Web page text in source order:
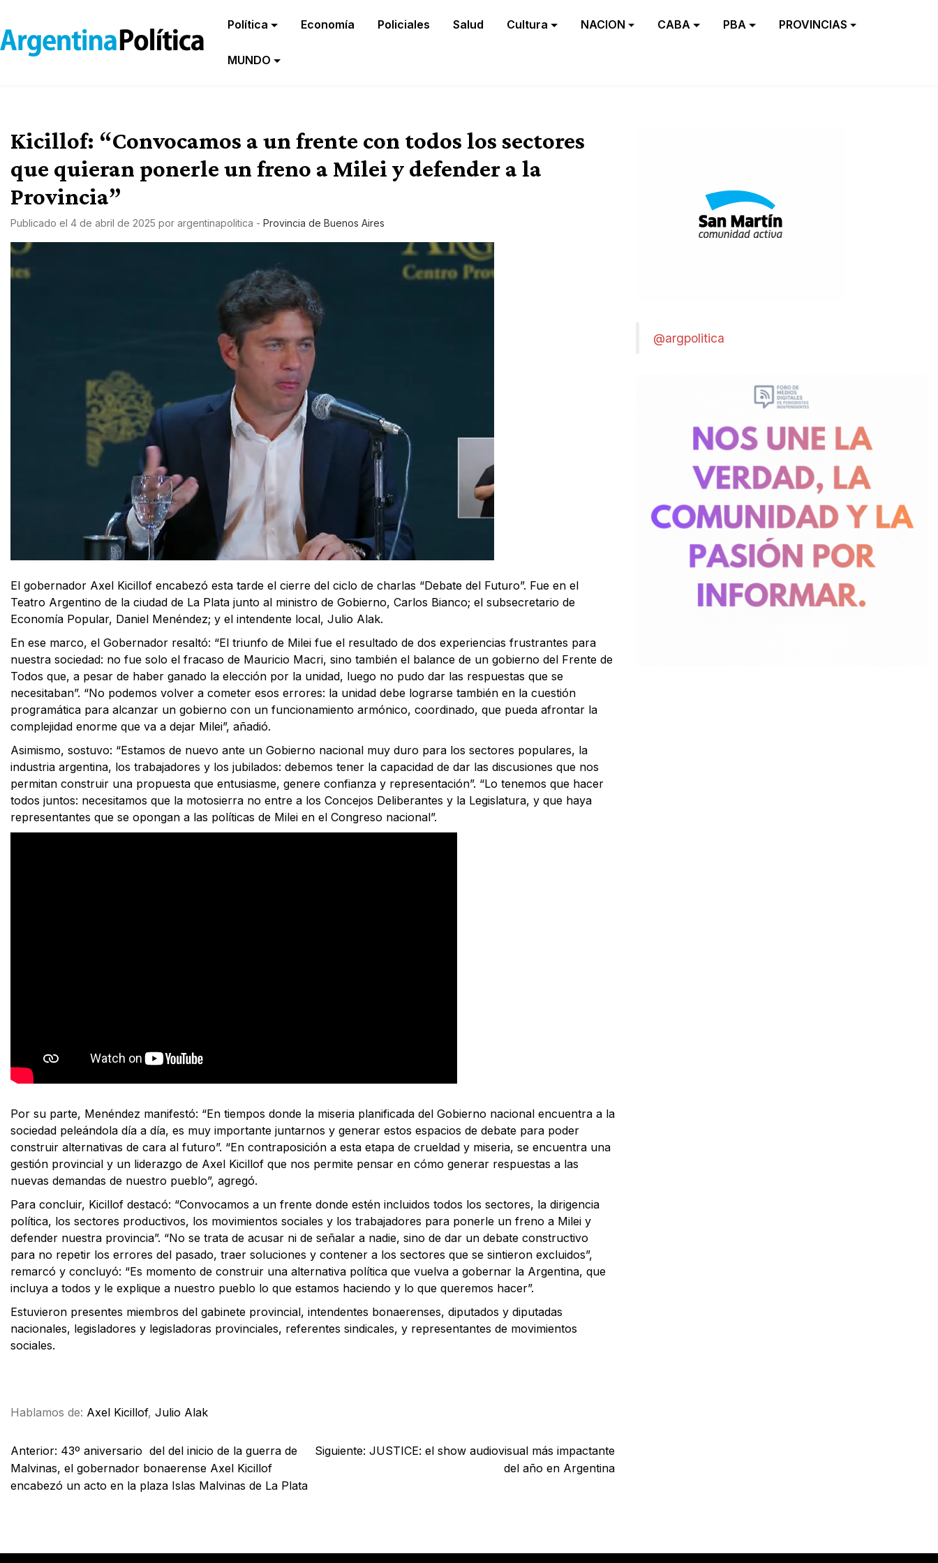
Política Economía Policiales Salud Cultura NACION CABA PBA PROVINCIAS
MUNDO
Kicillof: “Convocamos a un frente con todos los sectores
que quieran ponerle un freno a Milei y defender a la
Provincia”
Publicado el 4 de abril de 2025 por argentinapolitica - Provincia de Buenos Aires
El gobernador Axel Kicillof encabezó esta tarde el cierre del ciclo de charlas “Debate del Futuro”. Fue en el
Teatro Argentino de la ciudad de La Plata junto al ministro de Gobierno, Carlos Bianco; el subsecretario de
Economía Popular, Daniel Menéndez; y el intendente local, Julio Alak.
En ese marco, el Gobernador resaltó: “El triunfo de Milei fue el resultado de dos experiencias frustrantes para
nuestra sociedad: no fue solo el fracaso de Mauricio Macri, sino también el balance de un gobierno del Frente de
Todos que, a pesar de haber ganado la elección por la unidad, luego no pudo dar las respuestas que se
necesitaban”. “No podemos volver a cometer esos errores: la unidad debe lograrse también en la cuestión
programática para alcanzar un gobierno con un funcionamiento armónico, coordinado, que pueda afrontar la
complejidad enorme que va a dejar Milei”, añadió.
Asimismo, sostuvo: “Estamos de nuevo ante un Gobierno nacional muy duro para los sectores populares, la
industria argentina, los trabajadores y los jubilados: debemos tener la capacidad de dar las discusiones que nos
permitan construir una propuesta que entusiasme, genere confianza y representación”. “Lo tenemos que hacer
todos juntos: necesitamos que la motosierra no entre a los Concejos Deliberantes y la Legislatura, y que haya
representantes que se opongan a las políticas de Milei en el Congreso nacional”.
Por su parte, Menéndez manifestó: “En tiempos donde la miseria planificada del Gobierno nacional encuentra a la
sociedad peleándola día a día, es muy importante juntarnos y generar estos espacios de debate para poder
construir alternativas de cara al futuro”. “En contraposición a esta etapa de crueldad y miseria, se encuentra una
gestión provincial y un liderazgo de Axel Kicillof que nos permite pensar en cómo generar respuestas a las
nuevas demandas de nuestro pueblo”, agregó.
Para concluir, Kicillof destacó: “Convocamos a un frente donde estén incluidos todos los sectores, la dirigencia
política, los sectores productivos, los movimientos sociales y los trabajadores para ponerle un freno a Milei y
defender nuestra provincia”. “No se trata de acusar ni de señalar a nadie, sino de dar un debate constructivo
para no repetir los errores del pasado, traer soluciones y contener a los sectores que se sintieron excluidos”,
remarcó y concluyó: “Es momento de construir una alternativa política que vuelva a gobernar la Argentina, que
incluya a todos y le explique a nuestro pueblo lo que estamos haciendo y lo que queremos hacer”.
Estuvieron presentes miembros del gabinete provincial, intendentes bonaerenses, diputados y diputadas
nacionales, legisladores y legisladoras provinciales, referentes sindicales, y representantes de movimientos
sociales.
Hablamos de: Axel Kicillof, Julio Alak
Anterior: 43º aniversario del del inicio de la guerra de
Malvinas, el gobernador bonaerense Axel Kicillof
encabezó un acto en la plaza Islas Malvinas de La Plata
Siguiente: JUSTICE: el show audiovisual más impactante
del año en Argentina
@argpolitica